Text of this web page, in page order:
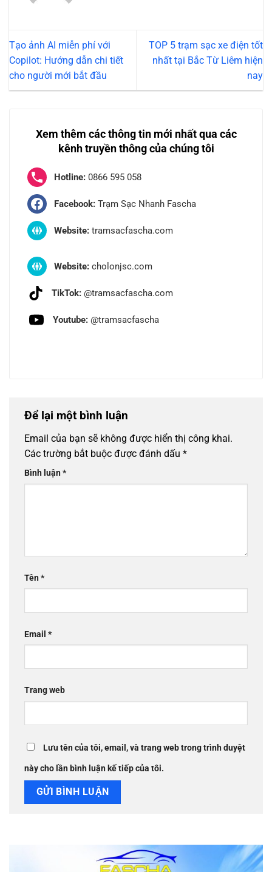
Tạo ảnh AI miễn phí với
Copilot: Hướng dẫn chi tiết
cho người mới bắt đầu
TOP 5 trạm sạc xe điện tốt
nhất tại Bắc Từ Liêm hiện
nay
Xem thêm các thông tin mới nhất qua các
kênh truyền thông của chúng tôi
Hotline: 0866 595 058
Facebook: Trạm Sạc Nhanh Fascha
Website: tramsacfascha.com
Website: cholonjsc.com
TikTok: @tramsacfascha.com
Youtube: @tramsacfascha
Để lại một bình luận
Email của bạn sẽ không được hiển thị công khai.
Các trường bắt buộc được đánh dấu *
Bình luận*
Tên*
Email *
Trang web
Lưu tên của tôi, email, và trang web trong trình duyệt
này cho lần bình luận kế tiếp của tôi.